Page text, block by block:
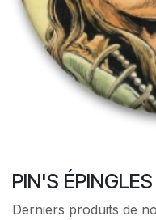
PIN'S
Derniers produits de